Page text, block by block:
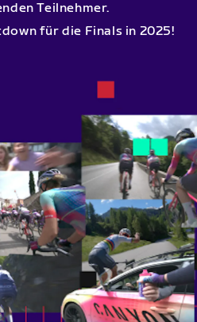
Teilnehmer.
für die Finals in 2025!